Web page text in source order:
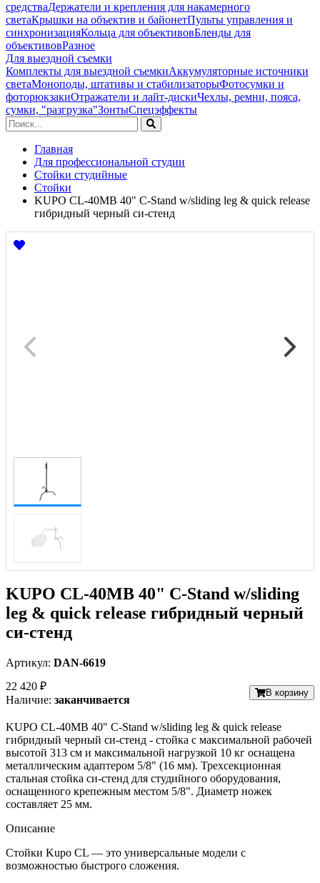
средстваДержатели и крепления для накамерного
светаКрышки на объектив и байонетПульты управления и
синхронизацияКольца для объективовБленды для
объективовРазное
Для выездной съемки
Комплекты для выездной съемкиАккумуляторные источники
светаМоноподы, штативы и стабилизаторыФотосумки и
фоторюкзакиОтражатели и лайт-дискиЧехлы, ремни, пояса,
сумки, "разгрузка"ЗонтыСпецэффекты
Главная
Для профессиональной студии
Стойки студийные
Стойки
KUPO CL-40MB 40" C-Stand w/sliding leg & quick release
гибридный черный си-стенд
KUPO CL-40MB 40" C-Stand w/sliding
leg & quick release гибридный черный
си-стенд
Артикул: DAN-6619
22 420 ₽
Наличие: заканчивается
В корзину
KUPO CL-40MB 40" C-Stand w/sliding leg & quick release
гибридный черный си-стенд - стойка с максимальной рабочей
высотой 313 см и максимальной нагрузкой 10 кг оснащена
металлическим адаптером 5/8" (16 мм). Трехсекционная
стальная стойка си-стенд для студийного оборудования,
оснащенного крепежным местом 5/8". Диаметр ножек
составляет 25 мм.
Описание
Стойки Kupo CL — это универсальные модели с
возможностью быстрого сложения.